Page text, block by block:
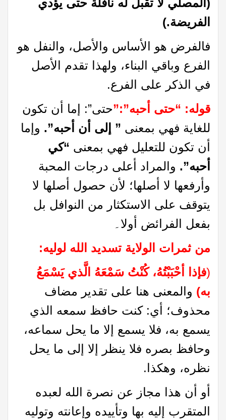
الفريضة.
)
فالفرض هو الأساس والأصل، والنفل هو
الفرع وباقي البناء، ولهذا تقدم الأصل
في الذكر على الفرع.
قوله: “حتى أحبه”:”حتى”: إما أن تكون
للغاية فهي بمعنى ” إلى أن أحبه”. وإما
أن تكون للتعليل فهي بمعنى “كي
أحبه”. والمراد أعلى درجات المحبة
وأرفعها لا أصلها؛ لأن حصول أصلها لا
يتوقف على الاستكثار من النوافل بل
بفعل الفرائض أولا۔
من ثمرات الولاية تسديد الله لوليه:
(فإذا أحْبَبْتُهُ، كُنْتُ سَمْعَهُ الَّذي يَسْمَعُ
به) والمعنى هنا على تقدير مضاف
محذوف؛ أي: کنت حافظ سمعه الذي
يسمع به، فلا يسمع إلا ما يحل سماعه،
وحافظ بصره فلا ينظر إلا إلى ما يحل
نظره، وهكذا.
أو أن هذا مجاز عن نصرة الله لعبده
المتقرب إليه بها وتأييده وإعانته وتوليه